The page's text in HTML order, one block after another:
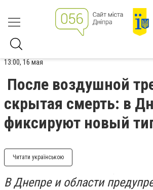
13:00, 16 мая
После воздушной
скрытая смерть: в
фиксируют новый
Читати українською
В Днепре и области